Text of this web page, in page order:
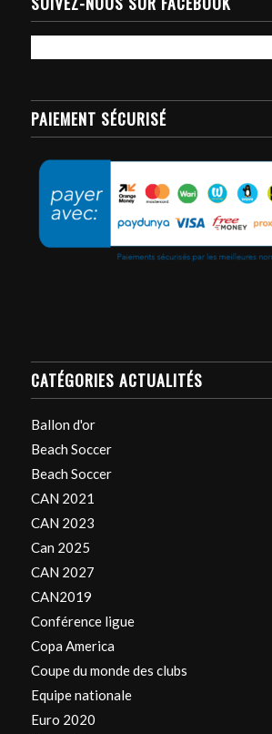
PAIEMENT SÉCURISÉ
CATÉGORIES ACTUALITÉS
Ballon d'or
Beach Soccer
Beach Soccer
CAN 2021
CAN 2023
Can 2025
CAN 2027
CAN2019
Conférence ligue
Copa America
Coupe du monde des clubs
Equipe nationale
Euro 2020